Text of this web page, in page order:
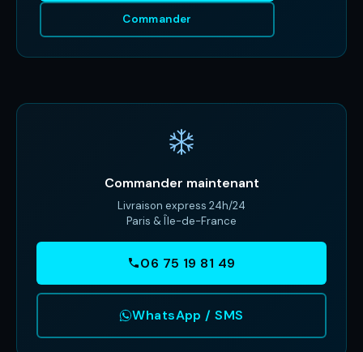
Commander
Commander maintenant
Livraison express 24h/24
Paris & Île-de-France
06 75 19 81 49
WhatsApp / SMS